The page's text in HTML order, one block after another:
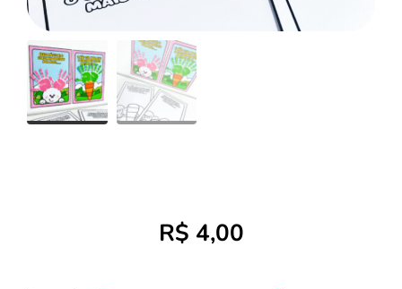
R$ 4,00